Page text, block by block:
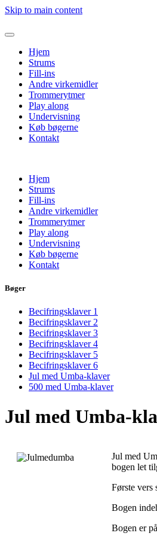
Skip to main content
Hjem
Strums
Fill-ins
Andre virkemidler
Trommerytmer
Play along
Undervisning
Køb bøgerne
Kontakt
Hjem
Strums
Fill-ins
Andre virkemidler
Trommerytmer
Play along
Undervisning
Køb bøgerne
Kontakt
Bøger
Becifringsklaver 1
Becifringsklaver 2
Becifringsklaver 3
Becifringsklaver 4
Becifringsklaver 5
Becifringsklaver 6
Jul med Umba-klaver
500 med Umba-klaver
Jul med Umba-
Jul med
bogen let
Første vers
Bogen
Bogen er